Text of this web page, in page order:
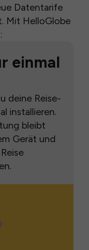
Datentarife
Mit HelloGlobe
einmal
deine Reise-
installieren.
bleibt
Gerät und